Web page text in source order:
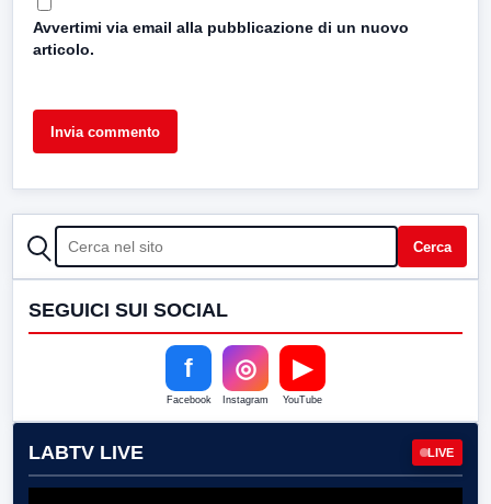
Avvertimi via email alla pubblicazione di un nuovo
articolo.
CERCA Cerca
SEGUICI SUI SOCIAL
f
Facebook
◎
Instagram
▶
YouTube
LABTV LIVE LIVE